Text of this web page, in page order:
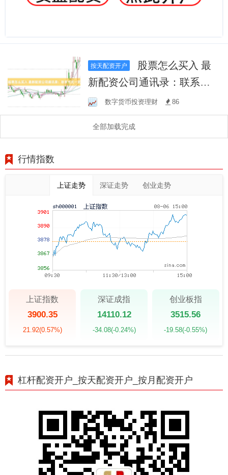
按天配资开户
新配资公司通讯录：联系方
式一览数字货币投资理财 86
全部加载完成
行情指数
上证走势 深证走势 创业走势
上证指数
3900.35
21.92(0.57%)
深证成指
14110.12
-34.08(-0.24%)
创业板指
3515.56
-19.58(-0.55%)
杠杆配资开户_按天配资开户_按月配资开户